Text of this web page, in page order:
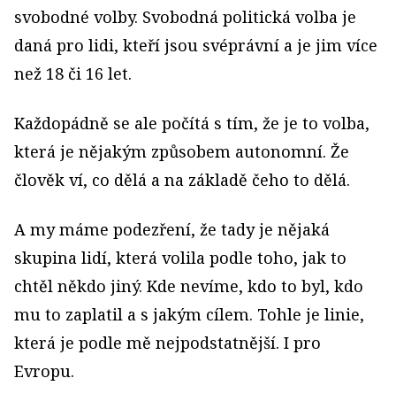
svobodné volby. Svobodná politická volba je
daná pro lidi, kteří jsou svéprávní a je jim více
než 18 či 16 let.
Každopádně se ale počítá s tím, že je to volba,
která je nějakým způsobem autonomní. Že
člověk ví, co dělá a na základě čeho to dělá.
A my máme podezření, že tady je nějaká
skupina lidí, která volila podle toho, jak to
chtěl někdo jiný. Kde nevíme, kdo to byl, kdo
mu to zaplatil a s jakým cílem. Tohle je linie,
která je podle mě nejpodstatnější. I pro
Evropu.